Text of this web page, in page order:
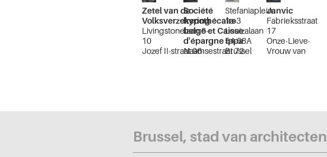
Zetel van de
Volksverzekering
Livingstonelaan 6-
10
Jozef II-straat 96-
Société
hypothécaire
belge et Caisse
d'épargne Ippa
Naamsestraat 72-
Stefaniaplein
1a-3
Louizalaan
54-58A
Brussel
Janvic
Fabrieksstraat
17
Onze-Lieve-
Vrouw van
Brussel, stad van architecten